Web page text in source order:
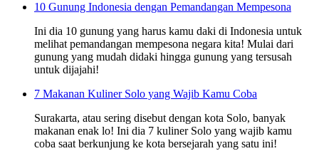
10 Gunung Indonesia dengan Pemandangan Mempesona
Ini dia 10 gunung yang harus kamu daki di Indonesia untuk
melihat pemandangan mempesona negara kita! Mulai dari
gunung yang mudah didaki hingga gunung yang tersusah
untuk dijajahi!
7 Makanan Kuliner Solo yang Wajib Kamu Coba
Surakarta, atau sering disebut dengan kota Solo, banyak
makanan enak lo! Ini dia 7 kuliner Solo yang wajib kamu
coba saat berkunjung ke kota bersejarah yang satu ini!